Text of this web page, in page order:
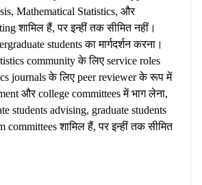
Mathematical Statistics, और
शामिल हैं, पर इन्हीं तक सीमित नहीं।
students का मार्गदर्शन करना।
community के लिए service roles
journals के लिए peer reviewer के रूप में
और college committees में भाग लेना,
students advising, graduate students
शामिल हैं, पर इन्हीं तक सीमित